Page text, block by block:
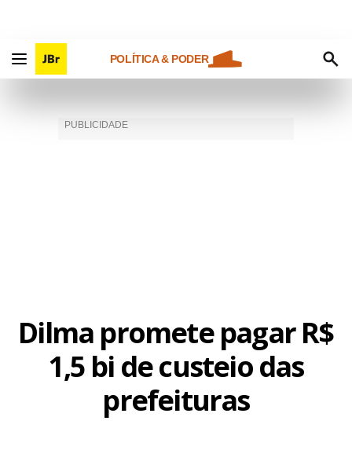
POLÍTICA & PODER
Dilma promete pagar R$
1,5 bi de custeio das
prefeituras